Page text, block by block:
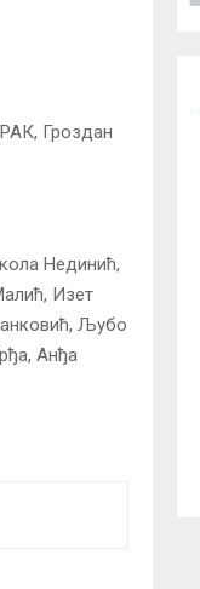
Гроздан
Нединић,
Изет
Љубо
Анђа